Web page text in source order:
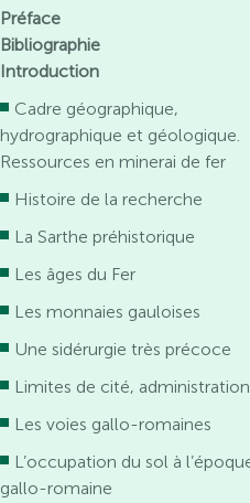
Préface
Bibliographie
Introduction
Cadre géographique,
hydrographique et géologique.
Ressources en minerai de fer
Histoire de la recherche
La Sarthe préhistorique
Les âges du Fer
Les monnaies gauloises
Une sidérurgie très précoce
Limites de cité, administration
Les voies gallo-romaines
L’occupation du sol à
gallo-romaine